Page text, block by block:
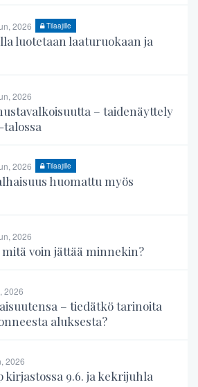
2026 Tilaajille
luotetaan laaturuokaan ja
2026
– taidenäyttely
2026 Tilaajille
huomattu myös
2026
voin jättää minnekin?
2026
– tiedätkö tarinoita
aluksesta?
2026
kirjastossa 9.6. ja kekrijuhla